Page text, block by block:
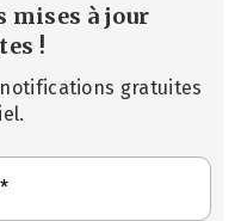
mises à jour
!
gratuites